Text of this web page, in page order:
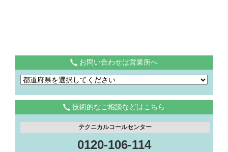
お問い合わせは営業所へ
技術的なご相談などはこちら
テクニカルコールセンター
0120-106-114